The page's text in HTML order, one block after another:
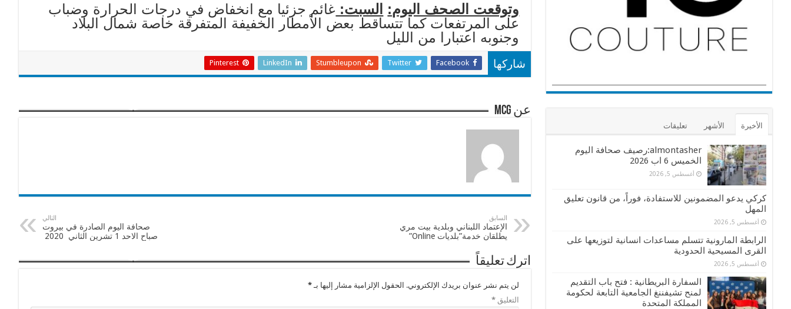
وتوقعت الصحف اليوم:
السبت: غائم جزئيا مع انخفاض في درجات الحرارة وضباب
على المرتفعات كما تتساقط بعض الأمطار الخفيفة المتفرقة خاصة شمال البلاد
وجنوبه اعتبارا من الليل
شاركها Facebook
Twitter
Stumbleupon
LinkedIn
Pinterest
عن mcg
السابق
الإعتماد اللبناني وبلدية بيت مري
يطلقان خدمة”بلديات Online”
التالي
صحافة اليوم الصادرة في بيروت
صباح الاحد 1 تشرين الثاني 2020
اترك تعليقاً
لن يتم نشر عنوان بريدك الإلكتروني. الحقول الإلزامية مشار إليها بـ *
التعليق *
الأخيرة الأشهر تعليقات
almontasher:رصيف صحافة اليوم
الخميس 6 اب 2026
أغسطس 5, 2026
كركي يدعو المضمونين للاستفادة، فوراً، من قانون تعليق
المهل
أغسطس 5, 2026
الرابطة المارونية تتسلم مساعدات انسانية لتوزيعها على
القرى المسيحية الحدودية
أغسطس 5, 2026
السفارة البريطانية : فتح باب التقديم
لمنح تشيفننغ الجامعية التابعة لحكومة
المملكة المتحدة